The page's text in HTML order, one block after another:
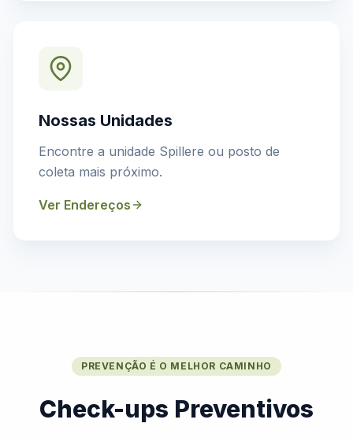
Nossas Unidades
Encontre a unidade Spillere ou posto de
coleta mais próximo.
Ver Endereços
PREVENÇÃO É O MELHOR CAMINHO
Check-ups Preventivos